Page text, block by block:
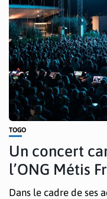
TOGO
Un concert
l’ONG Métis
Dans le cadre de ses